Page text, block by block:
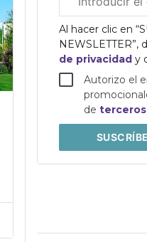
electrónico
corporativo
Al hacer clic en
NEWSLETTER”,
de privacidady
Autorizo el
deterceros